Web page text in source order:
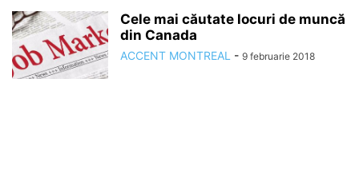
Cele mai căutate locuri de muncă
din Canada
ACCENT MONTREAL - 9 februarie 2018